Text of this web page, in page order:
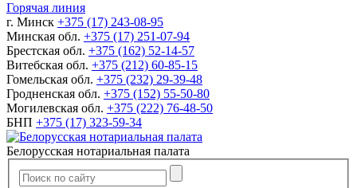
Горячая линия
г. Минск +375 (17) 243-08-95
Минская обл. +375 (17) 251-07-94
Брестская обл. +375 (162) 52-14-57
Витебская обл. +375 (212) 60-85-15
Гомельская обл. +375 (232) 29-39-48
Гродненская обл. +375 (152) 55-50-80
Могилевская обл. +375 (222) 76-48-50
БНП +375 (17) 323-59-34
Белорусская нотариальная палата